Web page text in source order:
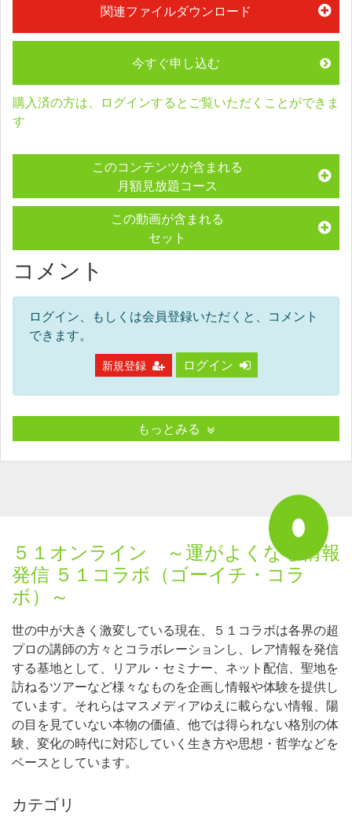
関連ファイルダウンロード
今すぐ申し込む
購入済の方は、ログインするとご覧いただくことができま
す
このコンテンツが含まれる
月額見放題コース
この動画が含まれる
セット
コメント
ログイン、もしくは会員登録いただくと、コメント
できます。
新規登録 ログイン
もっとみる
５１オンライン ～運がよくなる情報
発信 ５１コラボ（ゴーイチ・コラ
ボ）～
世の中が大きく激変している現在、５１コラボは各界の超
プロの講師の方々とコラボレーションし、レア情報を発信
する基地として、リアル・セミナー、ネット配信、聖地を
訪ねるツアーなど様々なものを企画し情報や体験を提供し
ています。それらはマスメディアゆえに載らない情報、陽
の目を見ていない本物の価値、他では得られない格別の体
験、変化の時代に対応していく生き方や思想・哲学などを
ベースとしています。
カテゴリ